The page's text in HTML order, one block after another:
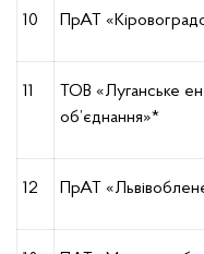
10 ПрАТ
11
ТОВ «Луганське
об’єднання»*
12 ПрАТ